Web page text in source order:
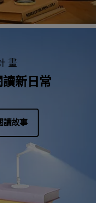
畫
新日常
讀故事